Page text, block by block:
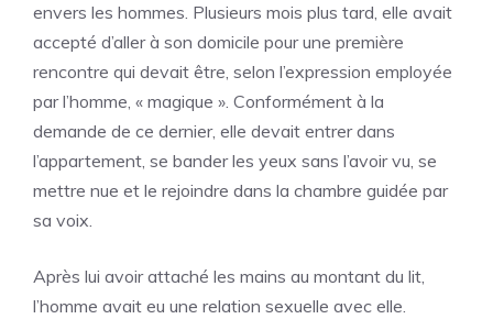
envers les hommes. Plusieurs mois plus tard, elle avait
accepté d’aller à son domicile pour une première
rencontre qui devait être, selon l’expression employée
par l’homme, « magique ». Conformément à la
demande de ce dernier, elle devait entrer dans
l’appartement, se bander les yeux sans l’avoir vu, se
mettre nue et le rejoindre dans la chambre guidée par
sa voix.
Après lui avoir attaché les mains au montant du lit,
l’homme avait eu une relation sexuelle avec elle.